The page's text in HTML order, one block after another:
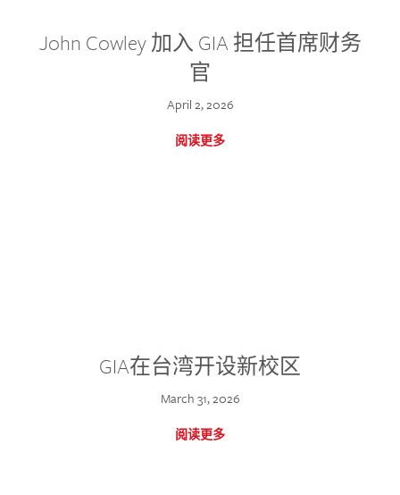
John Cowley 加入 GIA 担任首席财务
官
April 2, 2026
阅读更多
GIA在台湾开设新校区
March 31, 2026
阅读更多